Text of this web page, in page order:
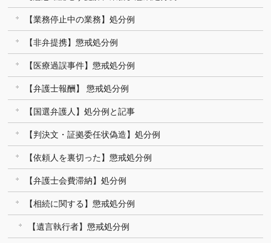
【業務停止中の業務】処分例
【非弁提携】懲戒処分例
【医療過誤事件】懲戒処分例
【弁護士報酬】 懲戒処分例
【国選弁護人】処分例と記事
【判決文・証拠委任状偽造】処分例
【依頼人を裏切った】懲戒処分例
【弁護士会費滞納】処分例
【相続に関する】懲戒処分例
【遺言執行者】懲戒処分例